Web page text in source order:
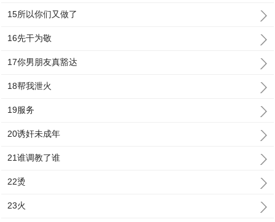
15所以你们又做了
16先干为敬
17你男朋友真豁达
18帮我泄火
19服务
20诱奸未成年
21谁调教了谁
22烫
23火